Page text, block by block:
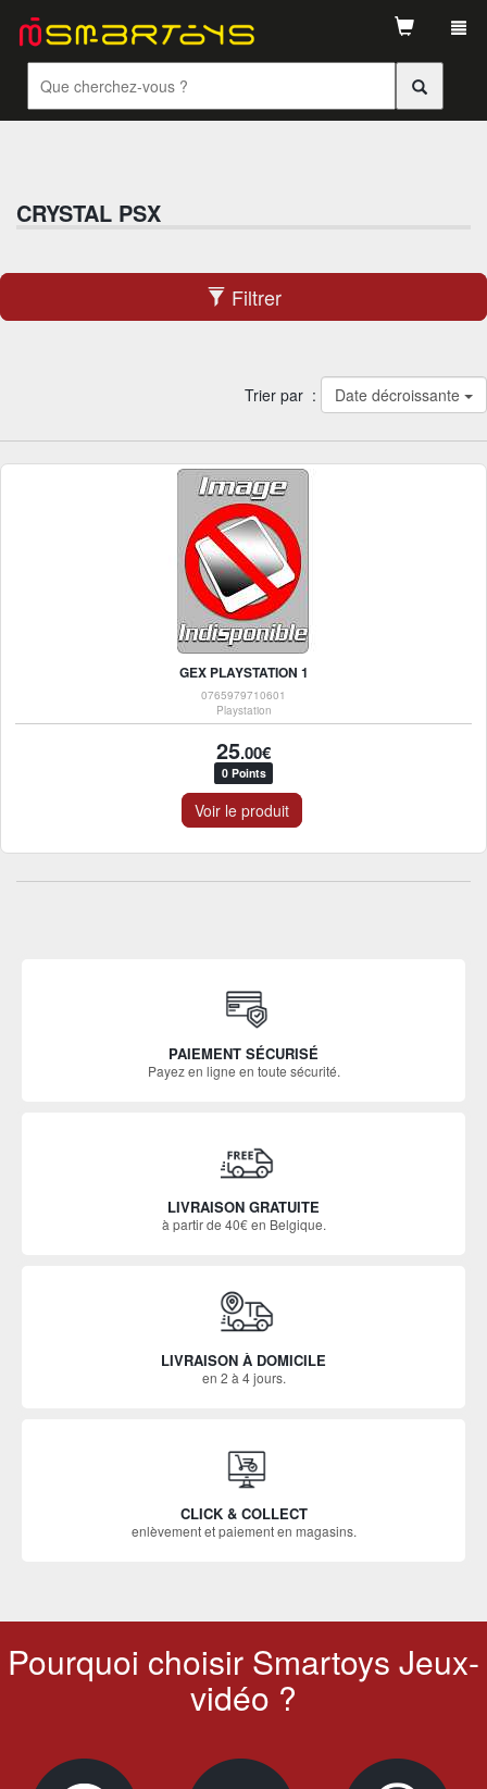
CRYSTAL PSX
Filtrer
Trier par : Date décroissante
GEX PLAYSTATION 1
0765979710601
Playstation
25.00€
0 Points
Voir le produit
PAIEMENT SÉCURISÉ
Payez en ligne en toute sécurité.
LIVRAISON GRATUITE
à partir de 40€ en Belgique.
LIVRAISON À DOMICILE
en 2 à 4 jours.
CLICK & COLLECT
enlèvement et paiement en magasins.
Pourquoi choisir Smartoys Jeux-
vidéo ?